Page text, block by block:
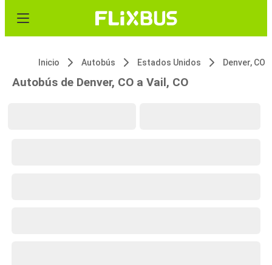
Inicio Autobús Estados Unidos Denver, CO
Autobús de Denver, CO a Vail, CO